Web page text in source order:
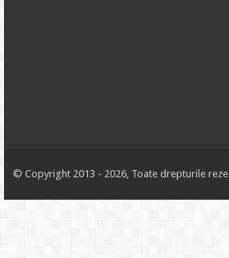
© Copyright 2013 - 2026, Toate drepturile